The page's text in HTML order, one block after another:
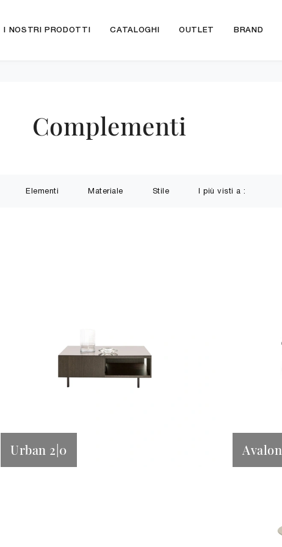
I NOSTRI PRODOTTI CATALOGHI OUTLET BRAND
Complementi
Elementi Materiale Stile I più visti a :
Urban 2|0 Avalon